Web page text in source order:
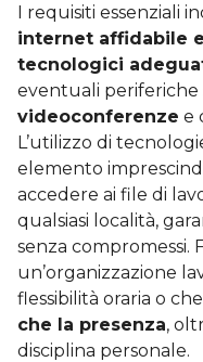
I requisiti essenziali
internet affidabile
tecnologici
eventuali periferiche
videoconferenze e
L’utilizzo di
elemento
accedere ai file di
qualsiasi località,
senza compromessi.
un’organizzazione
flessibilità oraria o che
che la presenza,
disciplina personale.